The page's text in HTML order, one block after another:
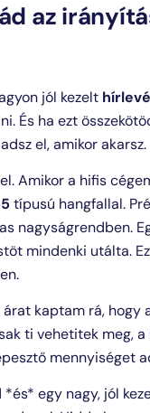
az
jól kezelt
És ha ezt
el, amikor akarsz.
Amikor a hifis
típusú hangfallal.
nagyságrendben.
mindenki utálta.
kaptam rá,
ti vehetitek meg,
mennyiséget
egy nagy, jól